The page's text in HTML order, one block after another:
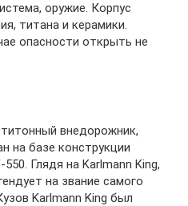
оружие. Корпус
титана и керамики.
опасности открыть не
внедорожник,
на базе конструкции
Глядя на Karlmann King,
на звание самого
Karlmann King был